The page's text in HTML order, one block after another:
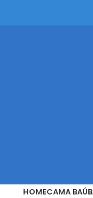
HOMECAMA BAÚ